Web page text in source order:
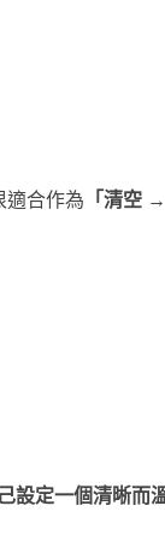
適合作為 「清空
設定一個清晰而